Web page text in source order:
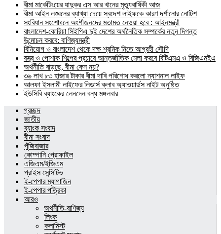
বীমা মার্কেটিংয়ের যাদুকর এস আর খানের মৃত্যুবার্ষিকী আজ
বীমা আইন লঙ্ঘনের ব্যাখ্যা চেয়ে স্বদেশ লাইফকে কারণ দর্শানোর নোটিশ
সংবিধান সংশোধনে অংশীজনদের মতামত নেওয়া হবে : আইনমন্ত্রী
বাংলাদেশ-কোরিয়া সিইপিএ দুই দেশের অর্থনৈতিক সম্পর্কের নতুন দিগন্ত
উন্মোচন করবে: বাণিজ্যমন্ত্রী
বিনিয়োগ ও বাংলাদেশ থেকে দক্ষ শ্রমিক নিতে আগ্রহী সৌদি
বস্ত্র ও পোশাক শিল্পের প্রচারে আন্তর্জাতিক মেলা করবে বিটিএমএ ও বিজিএমইএ
অর্থনীতি বাড়ছে, বীমা কেন নয়?
৩৬ লাখ ৮৩ হাজার টাকার বীমা দাবি পরিশোধ করলো ন্যাশনাল লাইফ
আলফা ইসলামী লাইফের লিডার্স ক্লাব অ্যাওয়ার্ডস নাইট অনুষ্ঠিত
ইউসিবি ব্যাংকের লেনদেন বন্ধ মঙ্গলবার
প্রচ্ছদ
জাতীয়
ব্যাংক সংবাদ
বীমা সংবাদ
পুঁজিবাজার
কোম্পানি প্রোফাইল
এজিএম/ইজিএম
প্রাইস সেন্সিটিভ
ই-পেপার ম্যাগাজিন
ই-পেপার পত্রিকা
আরও
অর্থনীতি-বাণিজ্য
লিংক
কলামিস্ট